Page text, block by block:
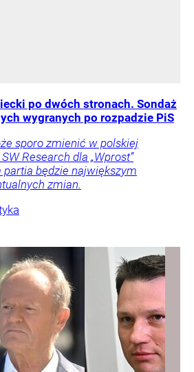
po dwóch stronach. Sondaż
wygranych po rozpadzie PiS
sporo zmienić w polskiej
Research dla „Wprost”
będzie największym
zmian.